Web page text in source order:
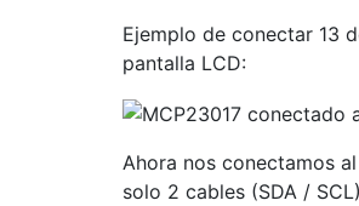
Ejemplo de conectar 13
pantalla LCD:
Ahora nos conectamos
solo 2 cables (SDA /